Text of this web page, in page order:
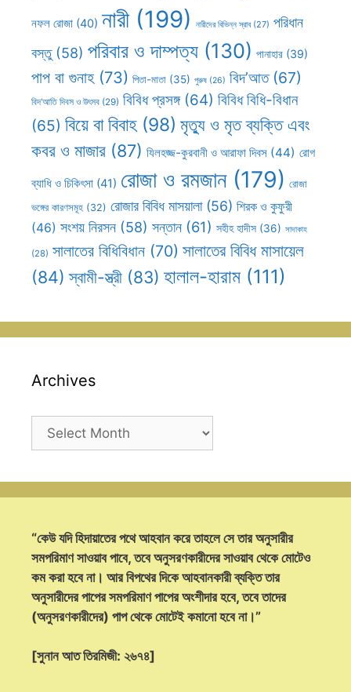
নফল রোজা (40) নারী(199) নারীদের বিভিন্ন স্রাব(27) পরিধান
বস্তু(58) পরিবার ও দাম্পত্য (130) পানাহার (39)
পাপ বা গুনাহ(73) পিতা-মাতা (35) পুরুষ (26) বিদ’আত(67)
বিদ’আতি দিবস ও উৎসব (29) বিবিধ প্রসঙ্গ(64) বিবিধ বিধি-বিধান
(65) বিয়ে বা বিবাহ (98) মৃত্যু ও মৃত ব্যক্তি এবং
কবর ও মাজার (87) যিলহজ্জ-কুরবানী ও আরাফা দিবস (44) রোগ
ব্যাধি ও চিকিৎসা (41) রোজা ও রমজান(179) রোজা
ভঙ্গের কারণসমূহ (32) রোজার বিবিধ মাসয়ালা(56) শিরক ও কুফুরী
(46) সংশয় নিরসন (58) সন্তান (61) সহীহ হাদীস (36) সাদাকাহ
(28) সালাতের বিধিবিধান (70) সালাতের বিবিধ মাসায়েল
(84) স্বামী-স্ত্রী (83) হালাল-হারাম (111)
Archives
Archives
“কেউ যদি হিদায়াতের পথে আহবান করে তাহলে সে তার অনুসারীর
সমপরিমাণ সাওয়াব পাবে, তবে অনুসরণকারীদের সাওয়াব থেকে মোটেও
কম করা হবে না। আর বিপথের দিকে আহবানকারী ব্যক্তি তার
অনুসারীদের পাপের সমপরিমাণ পাপের অংশীদার হবে, তবে তাদের
(অনুসরণকারীদের) পাপ থেকে মোটেই কমানো হবে না।”
[সুনান আত তিরমিজী: ২৬৭৪]